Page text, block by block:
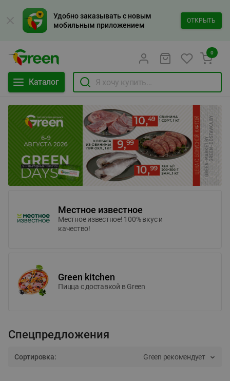
Удобно заказывать с новым
мобильным приложением
ОТКРЫТЬ
Каталог
0
Местное известное
Местное известное! 100% вкус и
качество!
Green kitchen
Пицца c доставкой в Green
Спецпредложения
Сортировка: Green рекомендует